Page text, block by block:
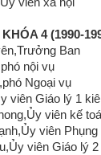
KHÓA 4 (1990-
Ban
nội vụ
Ngoại vụ
viên Giáo lý 1
viên kế
viên Phụng
viên Giáo lý 2